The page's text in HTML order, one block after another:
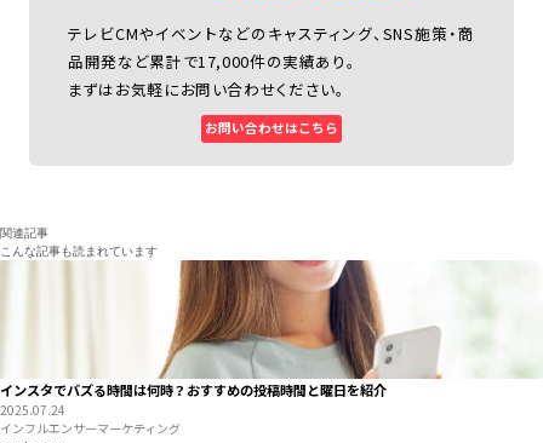
テレビCMやイベントなどのキャスティング、SNS施策・商
品開発など累計で17,000件の実績あり。
まずはお気軽にお問い合わせください。
お問い合わせはこちら
関連記事
こんな記事も読まれています
インスタでバズる時間は何時？おすすめの投稿時間と曜日を紹介
2025.07.24
インフルエンサーマーケティング